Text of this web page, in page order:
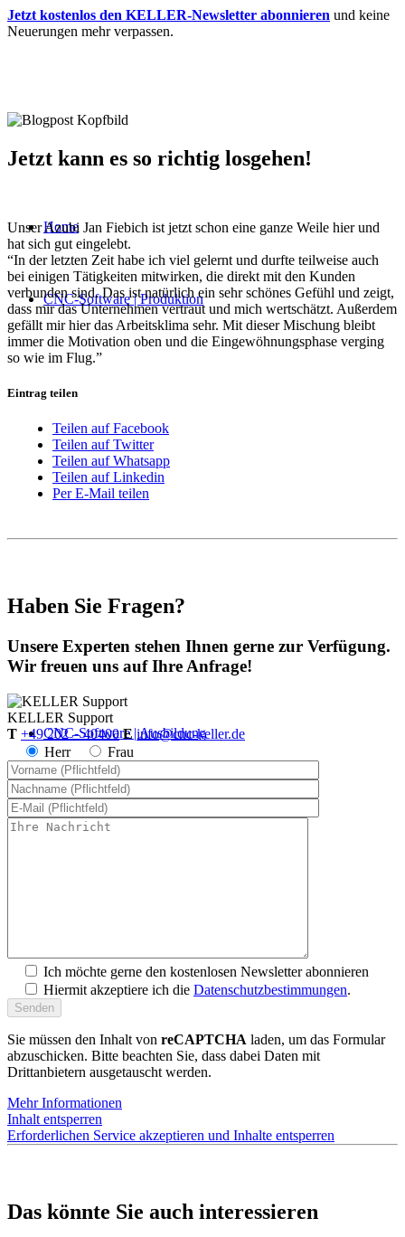
Jetzt kostenlos den KELLER-Newsletter abonnieren und keine
Neuerungen mehr verpassen.
Home
CNC-Software | Produktion
CNC-Software | Ausbildung
Jetzt kann es so richtig losgehen!
Unser Azubi Jan Fiebich ist jetzt schon eine ganze Weile hier und
hat sich gut eingelebt.
“In der letzten Zeit habe ich viel gelernt und durfte teilweise auch
bei einigen Tätigkeiten mitwirken, die direkt mit den Kunden
verbunden sind. Das ist natürlich ein sehr schönes Gefühl und zeigt,
dass mir das Unternehmen vertraut und mich wertschätzt. Außerdem
gefällt mir hier das Arbeitsklima sehr. Mit dieser Mischung bleibt
immer die Motivation oben und die Eingewöhnungsphase verging
so wie im Flug.”
Eintrag teilen
Teilen auf Facebook
Teilen auf Twitter
Teilen auf Whatsapp
Teilen auf Linkedin
Per E-Mail teilen
Haben Sie Fragen?
Unsere Experten stehen Ihnen gerne zur Verfügung.
Wir freuen uns auf Ihre Anfrage!
KELLER Support
T +49 202 – 40400 E info@cnc-keller.de
Herr
Frau
Ich möchte gerne den kostenlosen Newsletter abonnieren
Hiermit akzeptiere ich die Datenschutzbestimmungen.
Sie müssen den Inhalt von reCAPTCHA laden, um das Formular
abzuschicken. Bitte beachten Sie, dass dabei Daten mit
Drittanbietern ausgetauscht werden.
Mehr Informationen
Inhalt entsperren
Erforderlichen Service akzeptieren und Inhalte entsperren
Das könnte Sie auch interessieren